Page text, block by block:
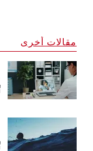
مقالات أخرى